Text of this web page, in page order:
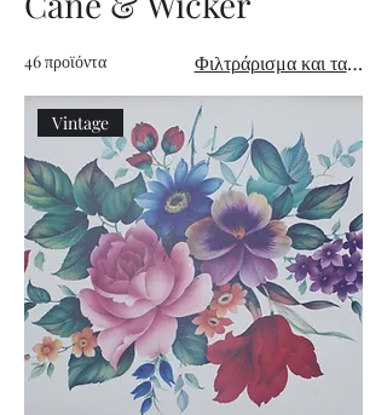
46 προϊόντα Φιλτράρισμα και
Vintage